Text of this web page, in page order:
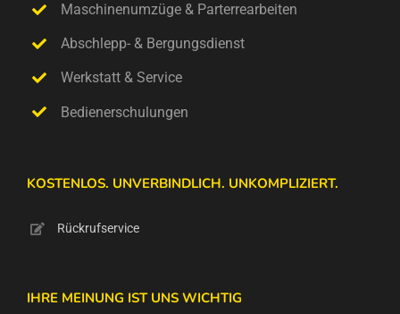
Maschinenumzüge & Parterrearbeiten
Abschlepp- & Bergungsdienst
Werkstatt & Service
Bedienerschulungen
KOSTENLOS. UNVERBINDLICH. UNKOMPLIZIERT.
Rückrufservice
IHRE MEINUNG IST UNS WICHTIG